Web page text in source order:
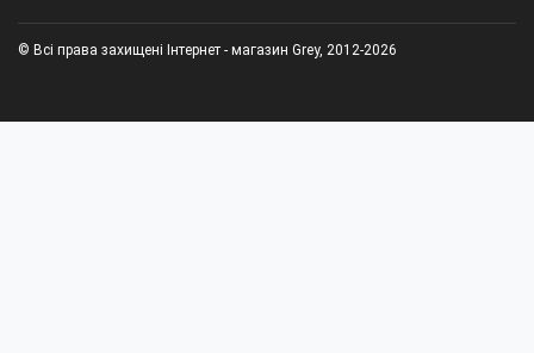
© Всі права захищені Інтернет - магазин Grey, 2012-2026